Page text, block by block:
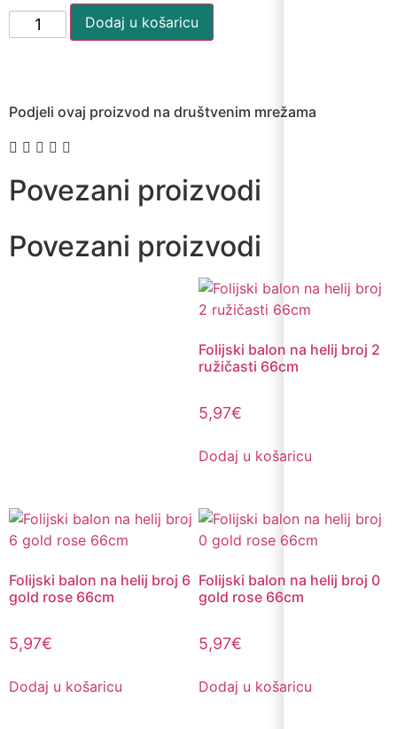
Dodaj u košaricu
Podjeli ovaj proizvod na društvenim mrežama
Povezani proizvodi
Povezani proizvodi
Folijski balon na helij broj 2
ružičasti 66cm
5,97€
Dodaj u košaricu
Folijski balon na helij broj 6
gold rose 66cm
5,97€
Dodaj u košaricu
Folijski balon na helij broj 0
gold rose 66cm
5,97€
Dodaj u košaricu